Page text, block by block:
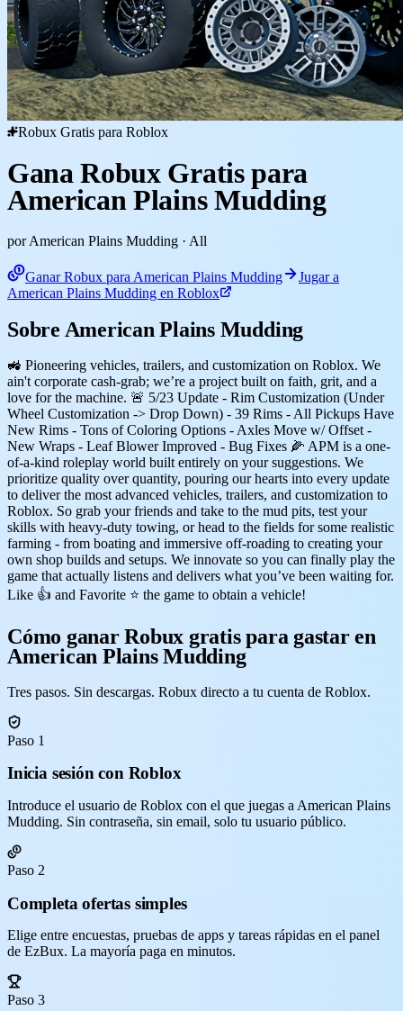
Robux Gratis para Roblox
Gana Robux Gratis para
American Plains Mudding
por American Plains Mudding · All
Ganar Robux para American Plains Mudding
Jugar a
American Plains Mudding en Roblox
Sobre American Plains Mudding
🚜 Pioneering vehicles, trailers, and customization on Roblox. We
ain't corporate cash-grab; we’re a project built on faith, grit, and a
love for the machine. 🚨 5/23 Update - Rim Customization (Under
Wheel Customization -> Drop Down) - 39 Rims - All Pickups Have
New Rims - Tons of Coloring Options - Axles Move w/ Offset -
New Wraps - Leaf Blower Improved - Bug Fixes 🌽 APM is a one-
of-a-kind roleplay world built entirely on your suggestions. We
prioritize quality over quantity, pouring our hearts into every update
to deliver the most advanced vehicles, trailers, and customization to
Roblox. So grab your friends and take to the mud pits, test your
skills with heavy-duty towing, or head to the fields for some realistic
farming - from boating and immersive off-roading to creating your
own shop builds and setups. We innovate so you can finally play the
game that actually listens and delivers what you’ve been waiting for.
Like 👍 and Favorite ⭐ the game to obtain a vehicle!
Cómo ganar Robux gratis para gastar en
American Plains Mudding
Tres pasos. Sin descargas. Robux directo a tu cuenta de Roblox.
Paso 1
Inicia sesión con Roblox
Introduce el usuario de Roblox con el que juegas a American Plains
Mudding. Sin contraseña, sin email, solo tu usuario público.
Paso 2
Completa ofertas simples
Elige entre encuestas, pruebas de apps y tareas rápidas en el panel
de EzBux. La mayoría paga en minutos.
Paso 3